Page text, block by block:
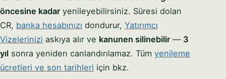
öncesine kadaryenileyebilirsiniz. Süresi dolan
CR, banka hesabınızı dondurur, Yatırımcı
Vizelerinizi askıya alır ve kanunen silinebilir— 3
yıl sonra yeniden canlandırılamaz. Tüm yenileme
ücretleri ve son tarihleri için bkz.